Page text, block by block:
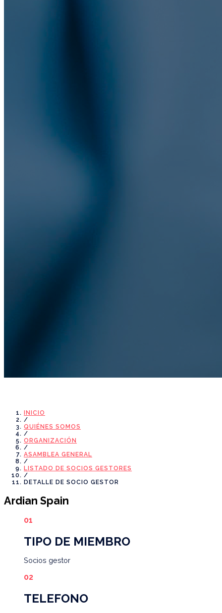
INICIO
/
QUIÉNES SOMOS
/
ORGANIZACIÓN
/
ASAMBLEA GENERAL
/
LISTADO DE SOCIOS GESTORES
/
DETALLE DE SOCIO GESTOR
Ardian Spain
TIPO DE MIEMBRO
Socios gestor
TELEFONO